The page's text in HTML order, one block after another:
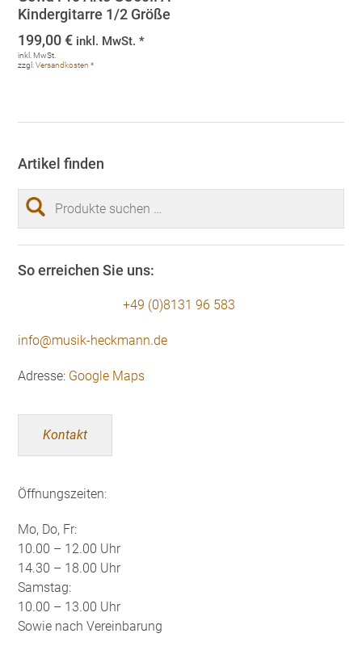
Kindergitarre 1/2 Größe
199,00€ inkl. MwSt. *
inkl. MwSt.
zzgl.Versandkosten *
Artikel finden
Suchen
nach:
So erreichen Sie uns:
+49 (0)8131 96 583
info@musik-heckmann.de
Adresse: Google Maps
Kontakt
Öffnungszeiten:
Mo, Do, Fr:
10.00 – 12.00 Uhr
14.30 – 18.00 Uhr
Samstag:
10.00 – 13.00 Uhr
Sowie nach Vereinbarung